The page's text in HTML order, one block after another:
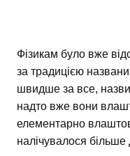
Фізикам було вже
за традицією
швидше за все,
надто вже вони
елементарно
налічувалося більше